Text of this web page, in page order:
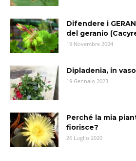
Difendere i
del geranio
19 Novembre 2024
Dipladenia, in
19 Gennaio 2023
Perché la mia
fiorisce?
26 Luglio 2020